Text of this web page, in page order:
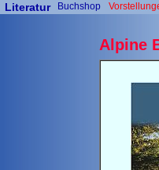
Literatur Buchshop
Alpine